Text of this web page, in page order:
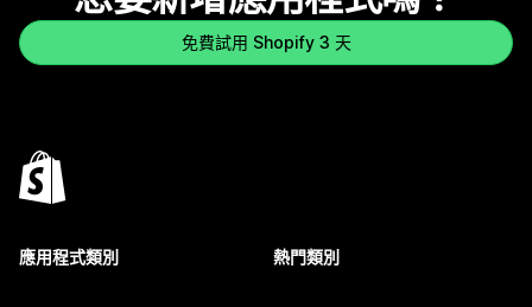
免費試用 Shopify 3 天
應用程式類別 熱門類別